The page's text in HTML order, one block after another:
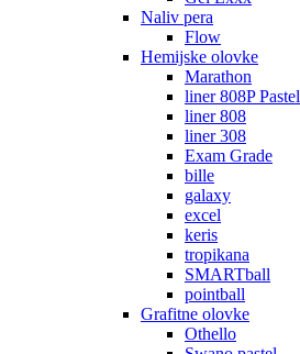
Naliv pera
Flow
Hemijske olovke
Marathon
liner 808P Pastel
liner 808
liner 308
Exam Grade
bille
galaxy
excel
keris
tropikana
SMARTball
pointball
Grafitne olovke
Othello